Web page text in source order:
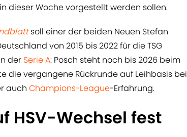
dieser Woche vorgestellt werden sollen.
soll einer der beiden Neuen Stefan
von 2015 bis 2022 für die TSG
der Serie A: Posch steht noch bis 2026 beim
die vergangene Rückrunde auf Leihbasis bei
auch Champions-League-Erfahrung.
HSV-Wechsel fest